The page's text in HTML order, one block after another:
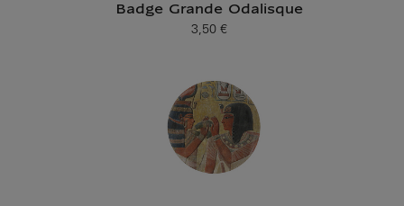
Badge Grande Odalisque
Prix ​​actuel
3,50 €